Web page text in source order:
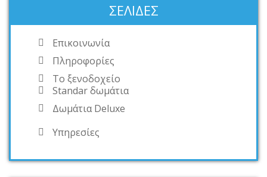
ΣΕΛΊΔΕΣ
Επικοινωνία
Πληροφορίες
Το ξενοδοχείο
Standar δωμάτια
Δωμάτια Deluxe
Υπηρεσίες